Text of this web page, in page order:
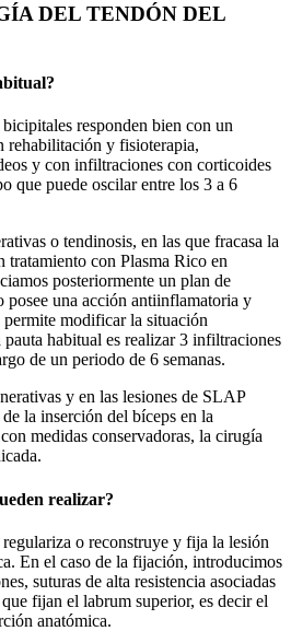
DEL TENDÓN DEL
responden bien con un
rehabilitación y fisioterapia,
y con infiltraciones con corticoides
que puede oscilar entre los 3 a 6
o tendinosis, en las que fracasa la
tratamiento con Plasma Rico en
posteriormente un plan de
posee una acción antiinflamatoria y
permite modificar la situación
habitual es realizar 3 infiltraciones
de un periodo de 6 semanas.
y en las lesiones de SLAP
la inserción del bíceps en la
medidas conservadoras, la cirugía
realizar?
o reconstruye y fija la lesión
En el caso de la fijación, introducimos
suturas de alta resistencia asociadas
fijan el labrum superior, es decir el
anatómica.